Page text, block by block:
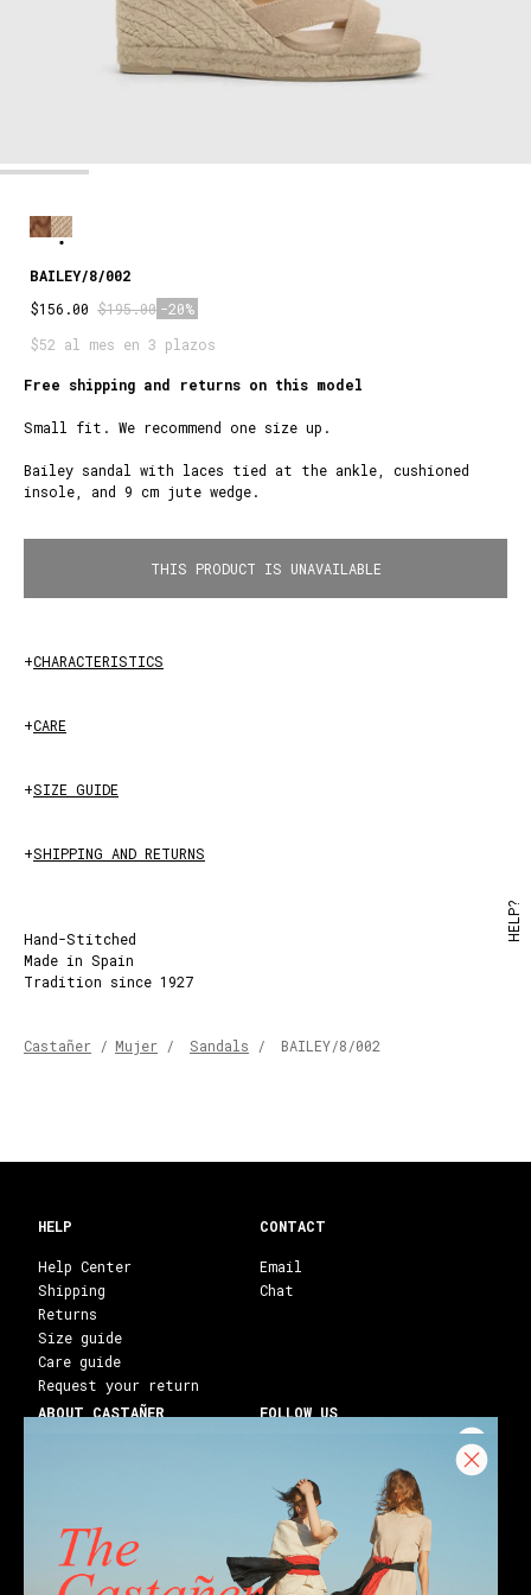
BAILEY/8/002
$156.00 $195.00 -20%
$52 al mes en 3 plazos
Free shipping and returns on this model
Small fit. We recommend one size up.
Bailey sandal with laces tied at the ankle, cushioned
insole, and 9 cm jute wedge.
THIS PRODUCT IS UNAVAILABLE
+CHARACTERISTICS
+CARE
+SIZE GUIDE
+SHIPPING AND RETURNS
Hand-Stitched
Made in Spain
Tradition since 1927
Castañer / Mujer / Sandals / BAILEY/8/002
CONTACT
Email
Chat
HELP
Help Center
Shipping
Returns
Size guide
Care guide
Request your return
ABOUT CASTAÑER
Franchises
Stores
Castañer Society
FOLLOW US
Facebook
Youtube
Blog
HELP?